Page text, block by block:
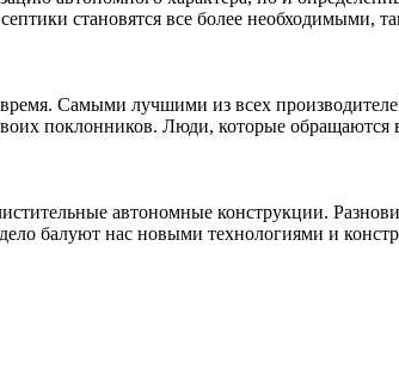
становятся все более необходимыми,
Самыми лучшими из всех
поклонников. Люди, которые
автономные конструкции.
балуют нас новыми технологиями и